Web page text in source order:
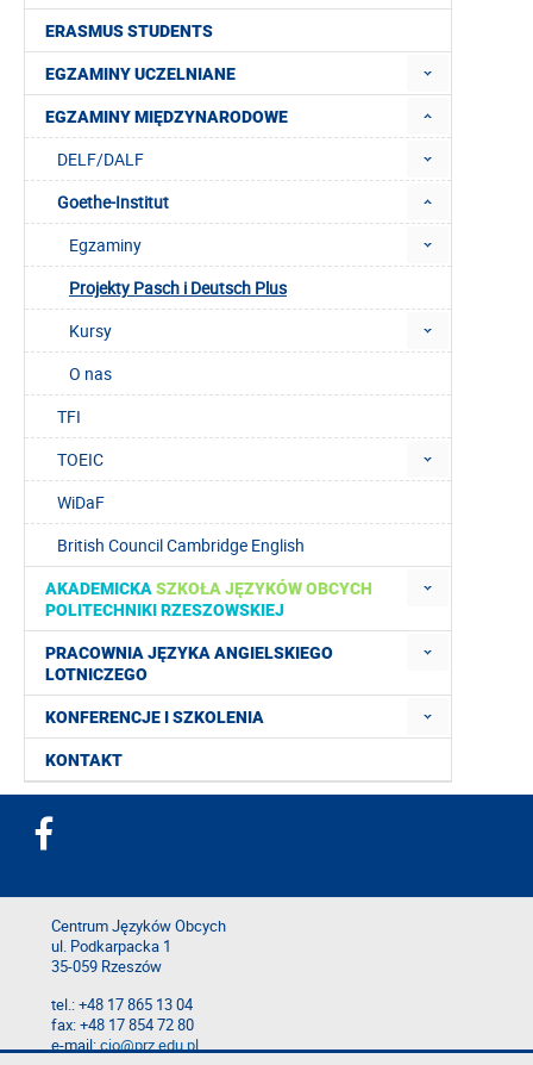
ERASMUS STUDENTS
EGZAMINY UCZELNIANE
EGZAMINY MIĘDZYNARODOWE
DELF/DALF
Goethe-Institut
Egzaminy
Projekty Pasch i Deutsch Plus
Kursy
O nas
TFI
TOEIC
WiDaF
British Council Cambridge English
AKADEMICKA SZKOŁA JĘZYKÓW OBCYCH
POLITECHNIKI RZESZOWSKIEJ
PRACOWNIA JĘZYKA ANGIELSKIEGO
LOTNICZEGO
KONFERENCJE I SZKOLENIA
KONTAKT
Centrum Języków Obcych
ul. Podkarpacka 1
35-059 Rzeszów
tel.: +48 17 865 13 04
fax: +48 17 854 72 80
e-mail:cjo@prz.edu.pl